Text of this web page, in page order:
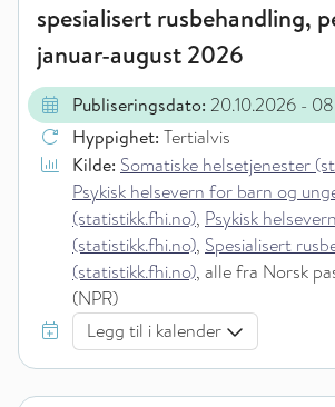
spesialisert rusbehandling,
januar-august 2026
Publiseringsdato: 20.10.2026 -
Hyppighet: Tertialvis
Kilde: Somatiske helsetjenester
Psykisk helsevern for barn og
(statistikk.fhi.no), Psykisk
(statistikk.fhi.no), Spesialisert
(statistikk.fhi.no), alle fra Norsk
(NPR)
Legg til i kalender